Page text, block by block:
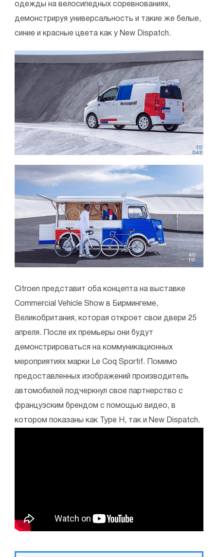
одежды на велосипедных соревнованиях,
демонстрируя универсальность и такие же белые,
синие и красные цвета как у New Dispatch.
Citroen представит оба концепта на выставке
Commercial Vehicle Show в Бирмингеме,
Великобритания, которая откроет свои двери 25
апреля. После их премьеры они будут
демонстрироваться на коммуникационных
мероприятиях марки Le Coq Sportif. Помимо
предоставленных изображений производитель
автомобилей подчеркнул свое партнерство с
французским брендом с помощью видео, в
котором показаны как Type H, так и New Dispatch.